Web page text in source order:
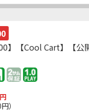
】【Cool Cart】【公
円
円）